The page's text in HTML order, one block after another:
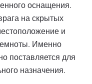
оснащения.
на скрытых
и
Именно
поставляется для
назначения.